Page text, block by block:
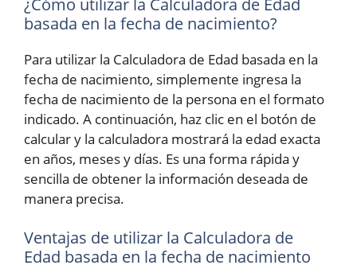
basada en la fecha de nacimiento?
Para utilizar la Calculadora de Edad basada en la
fecha de nacimiento, simplemente ingresa la
fecha de nacimiento de la persona en el formato
indicado. A continuación, haz clic en el botón de
calcular y la calculadora mostrará la edad exacta
en años, meses y días. Es una forma rápida y
sencilla de obtener la información deseada de
manera precisa.
Ventajas de utilizar la Calculadora de
Edad basada en la fecha de nacimiento